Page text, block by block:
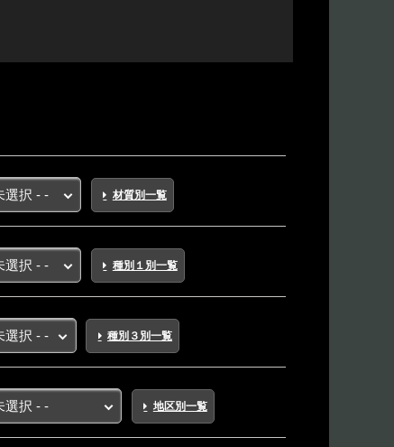
材質別一覧
種別１別一覧
種別３別一覧
地区別一覧